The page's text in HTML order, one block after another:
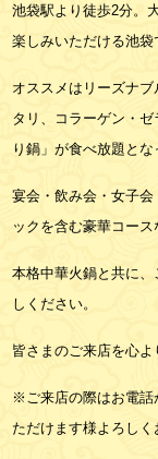
池袋駅より徒歩2分。
楽しみいただける池袋
オススメはリーズナ
タリ、コラーゲン・
り鍋」が食べ放題とな
宴会・飲み会・女子
ックを含む豪華コース
本格中華火鍋と共に
しください。
皆さまのご来店を心よ
※ご来店の際はお電話
ただけます様よろしく